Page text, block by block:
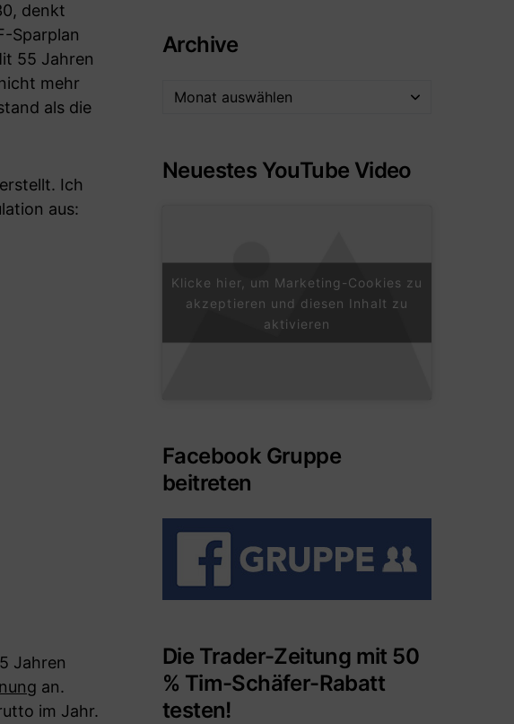
denkt
Sparplan
55 Jahren
mehr
als die
Ich
aus:
Jahren
an.
im Jahr.
Archive
Neuestes YouTube Video
Klicke hier, um Marketing-Cookies zu
akzeptieren und diesen Inhalt zu
aktivieren
Facebook Gruppe
beitreten
Die Trader-Zeitung mit 50
% Tim-Schäfer-Rabatt
testen!